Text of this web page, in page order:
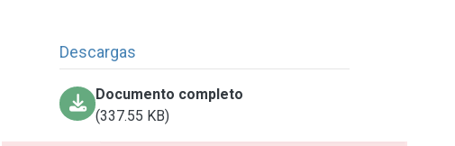
Descargas
Documento completo
(337.55 KB)